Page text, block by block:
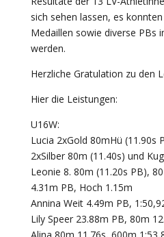
sich sehen lassen, es
Medaillen sowie diverse PBs
werden.
Herzliche Gratulation zu den
Hier die Leistungen:
U16W:
Lucia 2xGold 80mHü (11.90s
2xSilber 80m (11.40s) und
Leonie 8. 80m (11.20s PB),
4.31m PB, Hoch 1.15m
Annina Weit 4.49m PB,
Lily Speer 23.88m PB, 80m